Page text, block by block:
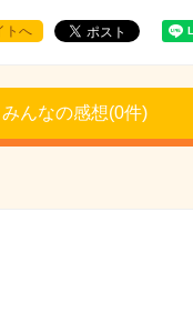
トへ
みんなの感想(0件)